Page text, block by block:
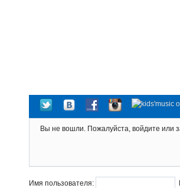
Вы не вошли. Пожалуйста, войдите или
Имя пользователя: